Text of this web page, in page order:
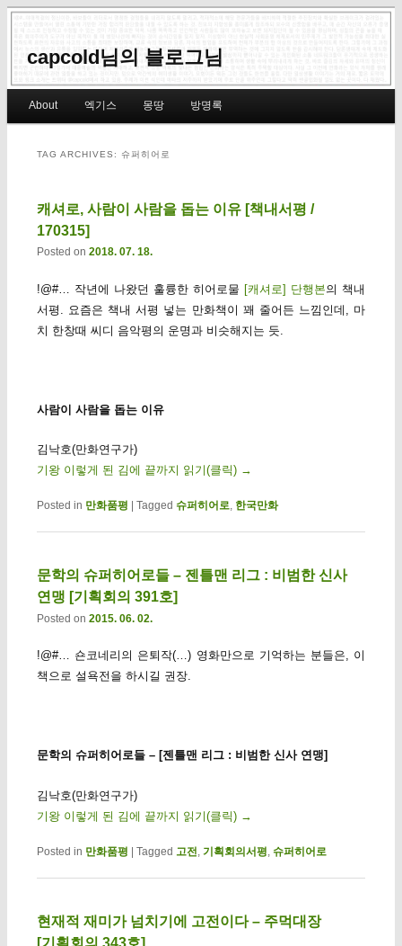
capcold님의 블로그님
Skip to primary content
Skip to secondary content
About 엑기스 몽땅 방명록
TAG ARCHIVES: 슈퍼히어로
캐셔로, 사람이 사람을 돕는 이유 [책내서평 /
170315]
Posted on 2018. 07. 18.
!@#… 작년에 나왔던 훌륭한 히어로물 [캐셔로] 단행본의 책내
서평. 요즘은 책내 서평 넣는 만화책이 꽤 줄어든 느낌인데, 마
치 한창때 씨디 음악평의 운명과 비슷해지는 듯.
사람이 사람을 돕는 이유
김낙호(만화연구가)
기왕 이렇게 된 김에 끝까지 읽기(클릭) →
Posted in 만화품평 Tagged 슈퍼히어로, 한국만화
문학의 슈퍼히어로들 – 젠틀맨 리그 : 비범한 신사
연맹 [기획회의 391호]
Posted on 2015. 06. 02.
!@#… 숀코네리의 은퇴작(…) 영화만으로 기억하는 분들은, 이
책으로 설욕전을 하시길 권장.
문학의 슈퍼히어로들 – [젠틀맨 리그 : 비범한 신사 연맹]
김낙호(만화연구가)
기왕 이렇게 된 김에 끝까지 읽기(클릭) →
Posted in 만화품평 | Tagged 고전 기획회의서평 슈퍼히어로
현재적 재미가 넘치기에 고전이다 – 주먹대장
[기획회의 343호]